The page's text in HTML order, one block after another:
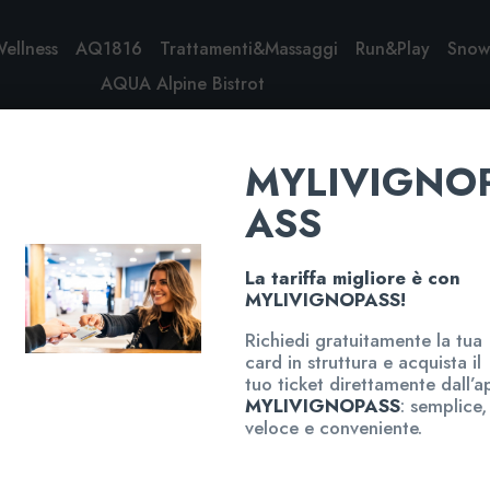
AQ1816 Trattamenti&Massaggi Run&Play
AQUA Alpine Bistrot
ASS
La tariffa migliore è con
MYLIVIGNOPASS!
Richiedi gratuitamente la tua
card in struttura e acquista il
tuo ticket direttamente
MYLIVIGNOPASS: semplice,
veloce e conveniente.